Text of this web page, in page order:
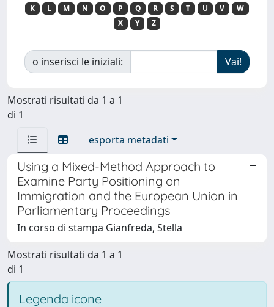
K
L M N O P Q R S T U V
W
X
Y Z
o inserisci le iniziali:
Mostrati risultati da 1 a 1
di 1
esporta metadati
Using a Mixed-Method Approach to
Examine Party Positioning on
Immigration and the European Union in
Parliamentary Proceedings
In corso di stampa Gianfreda, Stella
Mostrati risultati da 1 a 1
di 1
Legenda icone